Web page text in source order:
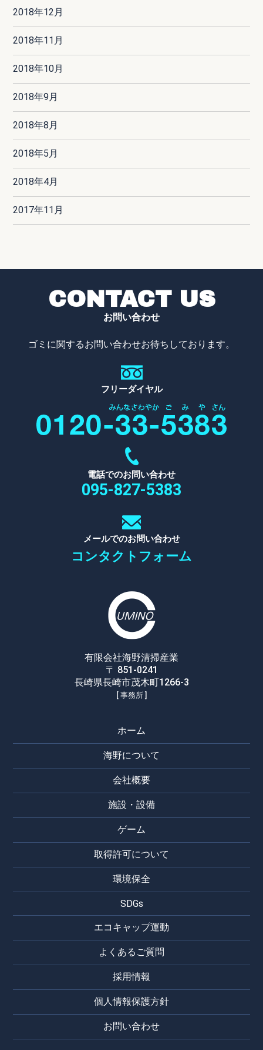
2018年12月
2018年11月
2018年10月
2018年9月
2018年8月
2018年5月
2018年4月
2017年11月
CONTACT US
お問い合わせ
ゴミに関するお問い合わせお待ちしております。
フリーダイヤル
電話でのお問い合わせ
095-827-5383
メールでのお問い合わせ
コンタクトフォーム
有限会社海野清掃産業
〒 851-0241
長崎県長崎市茂木町1266-3
[ 事務所 ]
ホーム
海野について
会社概要
施設・設備
ゲーム
取得許可について
環境保全
SDGs
エコキャップ運動
よくあるご質問
採用情報
個人情報保護方針
お問い合わせ